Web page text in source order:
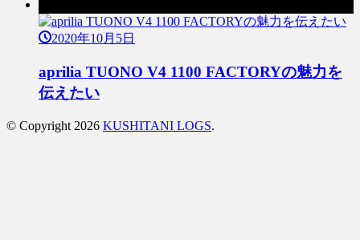
2020年10月5日
aprilia TUONO V4 1100 FACTORYの魅力を
伝えたい
© Copyright 2026 KUSHITANI LOGS.